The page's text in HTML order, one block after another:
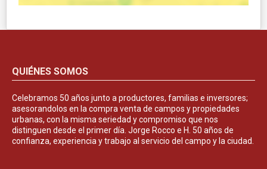
QUIÉNES SOMOS
Celebramos 50 años junto a productores, familias e inversores;
asesorandolos en la compra venta de campos y propiedades
urbanas, con la misma seriedad y compromiso que nos
distinguen desde el primer día. Jorge Rocco e H. 50 años de
confianza, experiencia y trabajo al servicio del campo y la ciudad.